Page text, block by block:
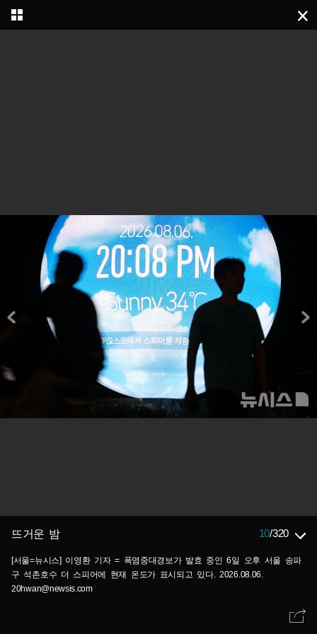
뜨거운 밤 10/320
[서울=뉴시스] 이영환 기자 = 폭염중대경보가 발효 중인 6일 오후 서울 송파
구 석촌호수 더 스피어에 현재 온도가 표시되고 있다. 2026.08.06.
20hwan@newsis.com